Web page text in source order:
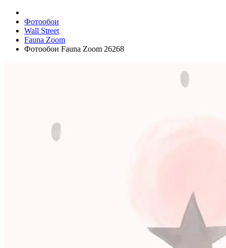
Фотообои
Wall Street
Fauna Zoom
Фотообои Fauna Zoom 26268